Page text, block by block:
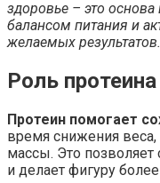
здоровье – это
балансом питания и
желаемых результатов.
Роль
Протеин помогает
время снижения
массы. Это
и делает фигуру